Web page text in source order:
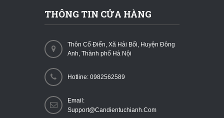
THÔNG TIN CỬA HÀNG
Thôn Cổ Điển, Xã Hải Bối, Huyện Đông
Anh, Thành phố Hà Nội
Hotline: 0982562589
Email:
Support@candientuchianh.com